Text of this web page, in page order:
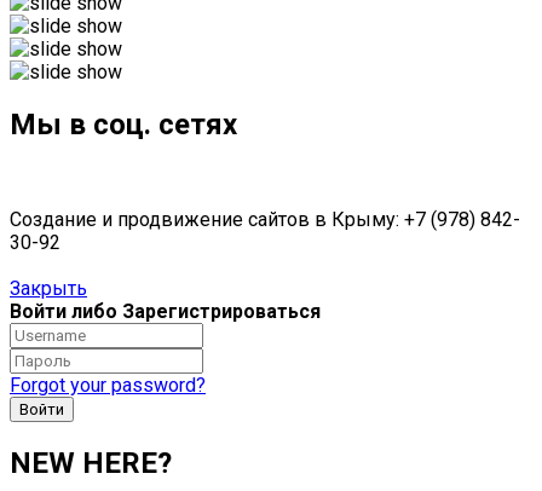
Мы в соц. сетях
Создание и продвижение сайтов в Крыму: +7 (978) 842-
30-92
Закрыть
Войти либо Зарегистрироваться
Forgot your password?
NEW HERE?